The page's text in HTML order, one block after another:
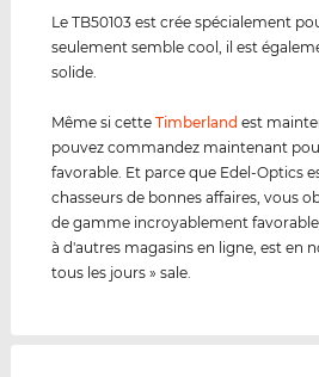
Le TB50103 est crée spécialement
seulement semble cool, il est
solide.
Même si cetteTimberland est
pouvez commandez maintenant
favorable. Et parce que Edel-Optics
chasseurs de bonnes affaires, vous
de gamme incroyablement
à d'autres magasins en ligne, est en
tous les jours » sale.